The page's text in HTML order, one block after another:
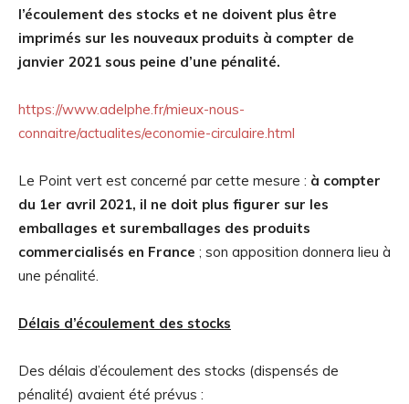
l’écoulement des stocks et ne doivent plus être
imprimés sur les nouveaux produits à compter de
janvier 2021 sous peine d’une pénalité.
https://www.adelphe.fr/mieux-nous-
connaitre/actualites/economie-circulaire.html
Le Point vert est concerné par cette mesure : à compter
du 1er avril 2021, il ne doit plus figurer sur les
emballages et suremballages des produits
commercialisés en France ; son apposition donnera lieu à
une pénalité.
Délais d’écoulement des stocks
Des délais d’écoulement des stocks (dispensés de
pénalité) avaient été prévus :